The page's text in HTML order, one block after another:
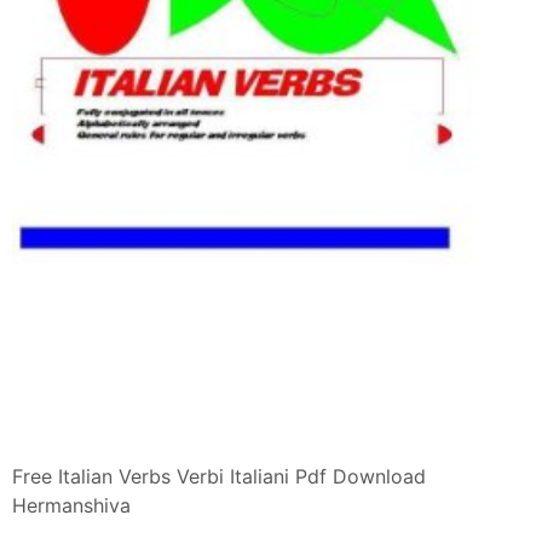
Free Italian Verbs Verbi Italiani Pdf Download
Hermanshiva